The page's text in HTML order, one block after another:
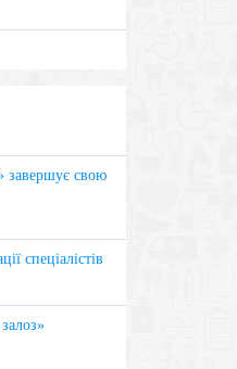
завершує свою
спеціалістів